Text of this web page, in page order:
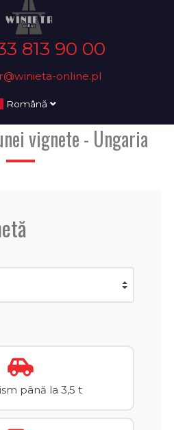
813 90 00
online.pl
Română
vignete - Ungaria
până la 3,5 t